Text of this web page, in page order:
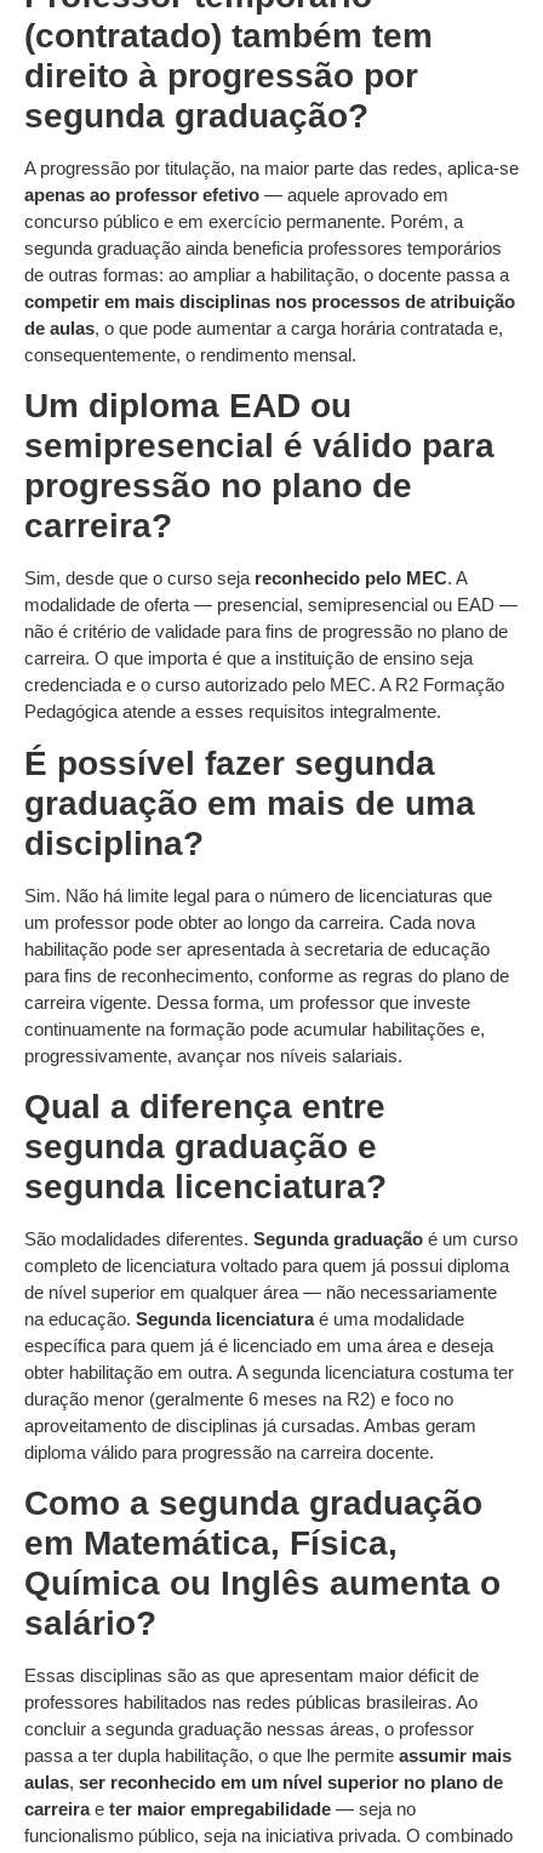
(contratado) também tem
direito à progressão por
segunda graduação?
A progressão por titulação, na maior parte das redes, aplica-se
apenas ao professor efetivo — aquele aprovado em
concurso público e em exercício permanente. Porém, a
segunda graduação ainda beneficia professores temporários
de outras formas: ao ampliar a habilitação, o docente passa a
competir em mais disciplinas nos processos de atribuição
de aulas, o que pode aumentar a carga horária contratada e,
consequentemente, o rendimento mensal.
Um diploma EAD ou
semipresencial é válido para
progressão no plano de
carreira?
Sim, desde que o curso seja reconhecido pelo MEC. A
modalidade de oferta — presencial, semipresencial ou EAD —
não é critério de validade para fins de progressão no plano de
carreira. O que importa é que a instituição de ensino seja
credenciada e o curso autorizado pelo MEC. A R2 Formação
Pedagógica atende a esses requisitos integralmente.
É possível fazer segunda
graduação em mais de uma
disciplina?
Sim. Não há limite legal para o número de licenciaturas que
um professor pode obter ao longo da carreira. Cada nova
habilitação pode ser apresentada à secretaria de educação
para fins de reconhecimento, conforme as regras do plano de
carreira vigente. Dessa forma, um professor que investe
continuamente na formação pode acumular habilitações e,
progressivamente, avançar nos níveis salariais.
Qual a diferença entre
segunda graduação e
segunda licenciatura?
São modalidades diferentes. Segunda graduação é um curso
completo de licenciatura voltado para quem já possui diploma
de nível superior em qualquer área — não necessariamente
na educação. Segunda licenciaturaé uma modalidade
específica para quem já é licenciado em uma área e deseja
obter habilitação em outra. A segunda licenciatura costuma ter
duração menor (geralmente 6 meses na R2) e foco no
aproveitamento de disciplinas já cursadas. Ambas geram
diploma válido para progressão na carreira docente.
Como a segunda graduação
em Matemática, Física,
Química ou Inglês aumenta o
salário?
Essas disciplinas são as que apresentam maior déficit de
professores habilitados nas redes públicas brasileiras. Ao
concluir a segunda graduação nessas áreas, o professor
passa a ter dupla habilitação, o que lhe permite assumir mais
aulas, ser reconhecido em um nível superior no plano de
carreirae ter maior empregabilidade — seja no
funcionalismo público, seja na iniciativa privada. O combinado